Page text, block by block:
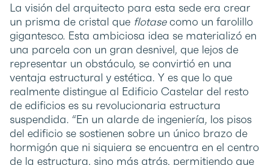
La visión del arquitecto para esta sede era crear
un prisma de cristal que flotasecomo un farolillo
gigantesco. Esta ambiciosa idea se materializó en
una parcela con un gran desnivel, que lejos de
representar un obstáculo, se convirtió en una
ventaja estructural y estética. Y es que lo que
realmente distingue al Edificio Castelar del resto
de edificios es su revolucionaria estructura
suspendida. “En un alarde de ingeniería, los pisos
del edificio se sostienen sobre un único brazo de
hormigón que ni siquiera se encuentra en el centro
de la estructura, sino más atrás, permitiendo que